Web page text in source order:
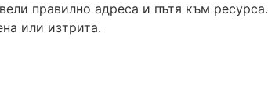
правилно адреса и пътя към ресурса.
или изтрита.